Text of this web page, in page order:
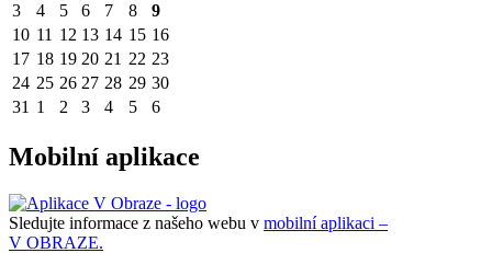
3
4 5 6 7 8
9
10 11 12 13 14 15 16
17 18 19 20 21 22 23
24 25 26 27 28 29 30
31 1 2 3 4 5 6
Mobilní aplikace
Sledujte informace z našeho webu v mobilní aplikaci –
V OBRAZE.